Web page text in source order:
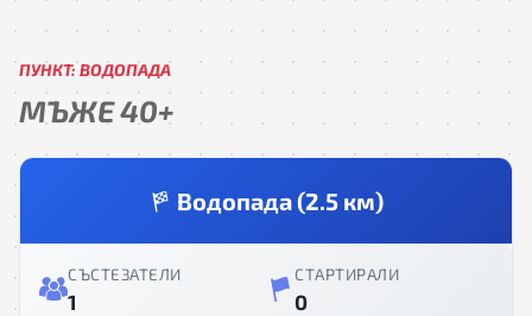
ПУНКТ: ВОДОПАДА
МЪЖЕ 40+
Водопада (2.5 км)
СЪСТЕЗАТЕЛИ
1
СТАРТИРАЛИ
0